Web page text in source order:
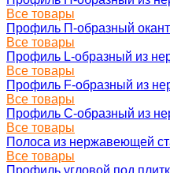
Все товары
Профиль П-образный
Все товары
Профиль L-образный из
Все товары
Профиль F-образный из
Все товары
Профиль C-образный из
Все товары
Полоса из нержавеющей
Все товары
Профиль угловой под